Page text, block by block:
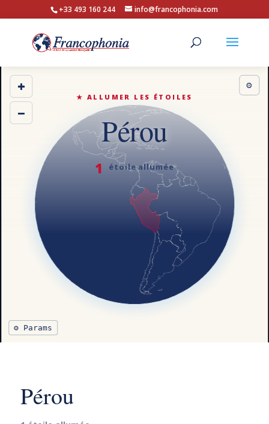
+33 493 160 244 info@francophonia.com
⚙ Params
⚙
+
−
★ ALLUMER LES ÉTOILES
Pérou
1 étoile allumée
Pérou